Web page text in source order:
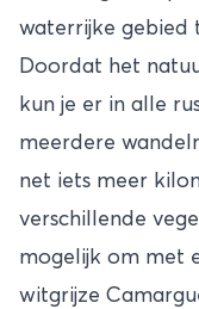
waterrijke gebied
Doordat het
kun je er in alle
meerdere
net iets meer
verschillende
mogelijk om met
witgrijze